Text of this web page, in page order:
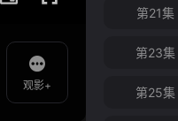
观影+
第21集
第23集
第25集